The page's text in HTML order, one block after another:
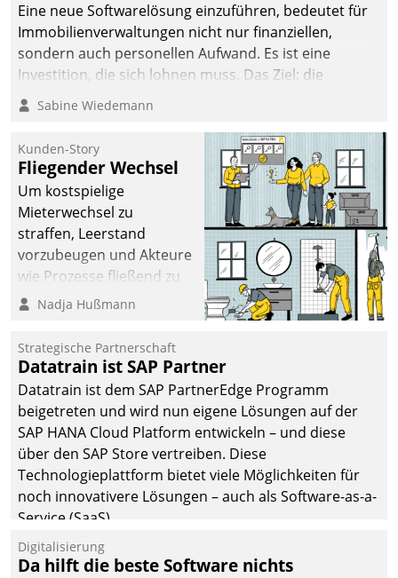
Eine neue Softwarelösung einzuführen, bedeutet für
Immobilienverwaltungen nicht nur finanziellen,
sondern auch personellen Aufwand. Es ist eine
Investition, die sich lohnen muss. Das Ziel: die
nachhaltige Optimierung der Geschäftsabläufe. Damit
dieses Ziel erreicht wird, sollten einige Grundregeln
Sabine Wiedemann
Kunden-Story
Fliegender Wechsel
Um kostspielige
Mieterwechsel zu
straffen, Leerstand
vorzubeugen und Akteure
wie Prozesse fließend zu
vernetzen, nutzt die
Jahresbeginn eine
Überblick, Einsicht und
Eingriff bietende Lösung.
Zur Entwicklung setzte
man auf
Cloudtechnologie,
bewährte und Startup-
Partner sowie erstmals
agile Projektmethoden.
Nadja Hußmann
Strategische Partnerschaft
Datatrain ist SAP Partner
Datatrain ist dem SAP PartnerEdge Programm
beigetreten und wird nun eigene Lösungen auf der
SAP HANA Cloud Platform entwickeln – und diese
über den SAP Store vertreiben. Diese
Technologieplattform bietet viele Möglichkeiten für
noch innovativere Lösungen – auch als Software-as-a-
Service (SaaS).
Digitalisierung
Da hilft die beste Software nichts